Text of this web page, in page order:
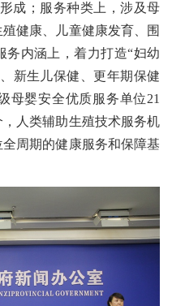
成；服务种类上，涉及母
健康、儿童健康发育、围
务内涵上，着力打造“妇幼
新生儿保健、更年期保健
母婴安全优质服务单位21
人类辅助生殖技术服务机
周期的健康服务和保障基